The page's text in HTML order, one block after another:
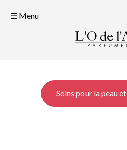
☰ Menu